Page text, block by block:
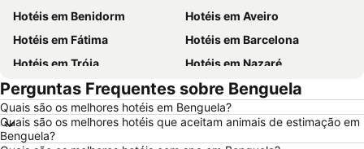
Hotéis em Benidorm
Hotéis em Aveiro
Hotéis em Fátima
Hotéis em Barcelona
Hotéis em Tróia
Hotéis em Nazaré
Hotéis em Évora
Hotéis em Peniche
Hotéis em Porto Santo
Hotéis em Isla Canela
Hotéis em Sangenjo
Perguntas Frequentes sobre Benguela
Quais são os melhores hotéis em Benguela?
Quais são os melhores hotéis que aceitam animais de estimação em
Benguela?